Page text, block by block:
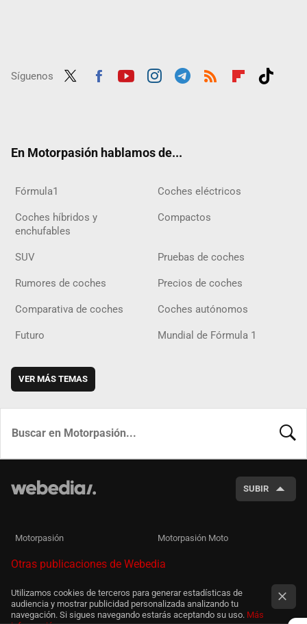
Síguenos
En Motorpasión hablamos de...
Fórmula1 Coches eléctricos
Coches híbridos y
enchufables
Compactos
SUV Pruebas de coches
Rumores de coches Precios de coches
Comparativa de coches Coches autónomos
Futuro Mundial de Fórmula 1
VER MÁS TEMAS
SUBIR
Motorpasión Motorpasión Moto
Otras publicaciones de Webedia
Utilizamos cookies de terceros para generar estadísticas de
audiencia y mostrar publicidad personalizada analizando tu
navegación. Si sigues navegando estarás aceptando su uso. Más